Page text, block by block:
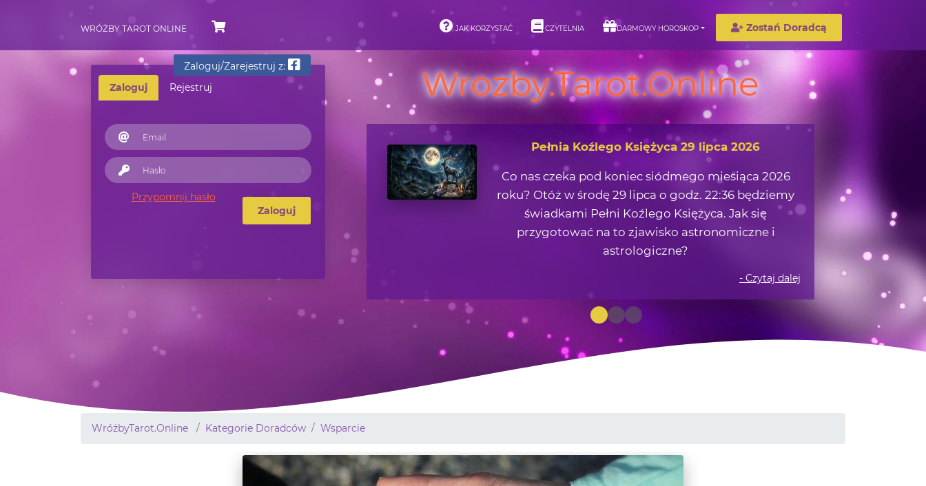
WRÓŻBY TAROT ONLINE JAK KORZYSTAĆ CZYTELNIA DARMOWY HOROSKOP Zostań Doradcą
Zaloguj Rejestruj
Zaloguj/Zarejestruj z:
Przypomnij hasło
Zaloguj
Wrozby.Tarot.Online
Pełnia Koźlego Księżyca 29 lipca 2026
Co nas czeka pod koniec siódmego miesiąca 2026
roku? Otóż w środę 29 lipca o godz. 22:36 będziemy
świadkami Pełni Koźlego Księżyca. Jak się
przygotować na to zjawisko astronomiczne i
astrologiczne?
- Czytaj dalej
WróżbyTarot.Online Kategorie Doradców Wsparcie